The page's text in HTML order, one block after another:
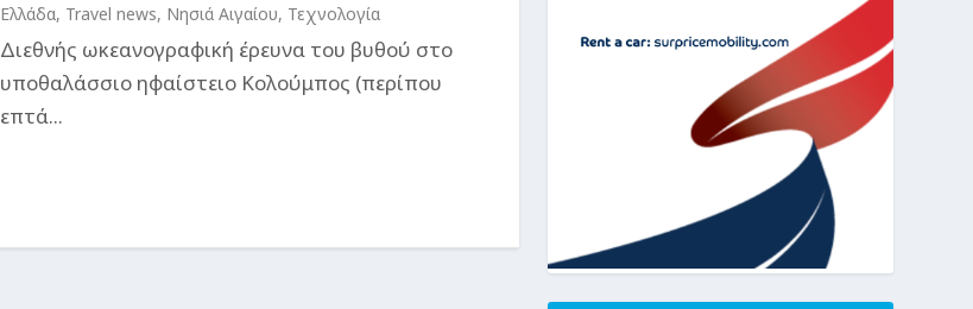
Ελλάδα, Travel news, Νησιά Αιγαίου, Τεχνολογία
Διεθνής ωκεανογραφική έρευνα του βυθού στο
υποθαλάσσιο ηφαίστειο Κολούμπος (περίπου
επτά...